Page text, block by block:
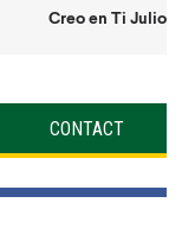
CONTACT